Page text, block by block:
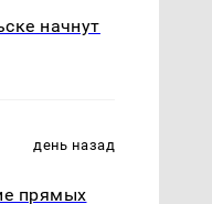
начнут
день назад
прямых